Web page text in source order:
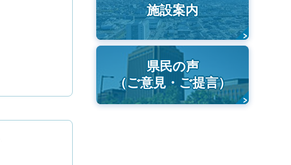
施設案内
県民の声
（ご意見・ご提言）